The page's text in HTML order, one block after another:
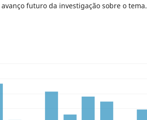
futuro da investigação sobre o tema.